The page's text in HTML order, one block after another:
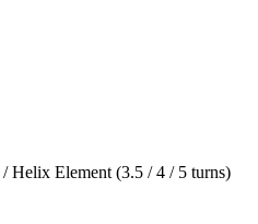
/ Helix Element (3.5 / 4 / 5 turns)